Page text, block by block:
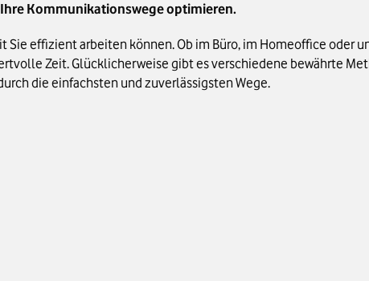
Kommunikationswege optimieren.
effizient arbeiten können. Ob im Büro, im Homeoffice oder
Zeit. Glücklicherweise gibt es verschiedene bewährte
die einfachsten und zuverlässigsten Wege.